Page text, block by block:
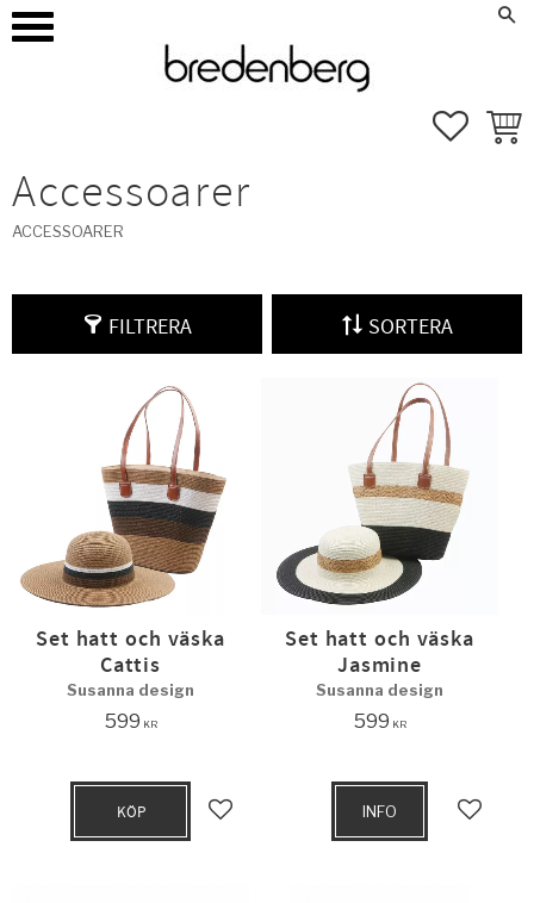
Accessoarer
ACCESSOARER
FILTRERA SORTERA
Set hatt och väska
Cattis
Susanna design
599 KR
Lägg till i favoriter
KÖP
Set hatt och väska
Jasmine
Susanna design
599 KR
Lägg
INFO